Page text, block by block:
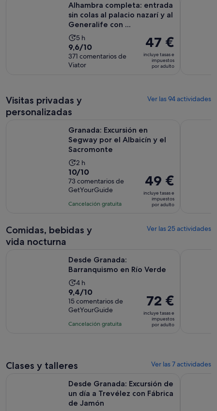
Alhambra completa: entrada
sin colas al palacio nazarí y al
Generalife con ...
La
duración
de
la
de
5 h
9.6
sobre
10
comentarios
9,6/10
371 comentarios de
Viator
El
precio
es
de
adulto
47 €
incluye tasas e
impuestos
por adulto
Visitas privadas y
personalizadas
Ver las 94 actividades
Granada: Excursión en
Segway por el Albaicín y el
Sacromonte
La
duración
de
la
actividad
2 horas
2 h
10.0
sobre
10
con
10/10
73 comentarios de
GetYourGuide
Cancelación gratuita
El
precio
es
de
por
49 €
incluye tasas e
impuestos
por adulto
Comidas, bebidas y
vida nocturna
Ver las 25 actividades
Desde Granada:
Barranquismo en Río Verde
La
duración
de
la
actividad
4 h
9.4
sobre
10
con
9,4/10
15 comentarios de
GetYourGuide
Cancelación gratuita
El
precio
es
de
72 €
incluye tasas e
impuestos
por adulto
Clases y talleres Ver las 7 actividades
Desde Granada: Excursión de
un día a Trevélez con Fábrica
de Jamón